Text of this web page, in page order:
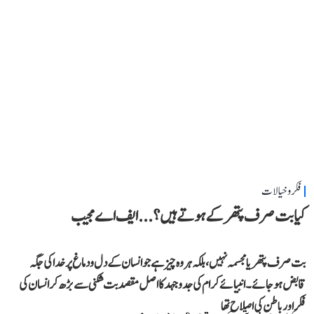
فکر و خیالات
کیا بت صرف پتھر کے ہوتے ہیں؟...ایف اے مجیب
بت صرف پتھر یا مجسمہ نہیں، بلکہ ہر وہ چیز ہے جو انسان کے دل و دماغ پر خدا کی جگہ
قابض ہو جائے۔ انبیائے کرام کی جدوجہد کا اصل مقصد بت شکنی سے بڑھ کر انسان کی
فکر اور باطن کی اصلاح تھا